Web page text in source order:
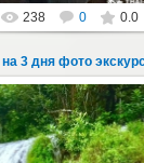
238 0 0.0
22.03.2023